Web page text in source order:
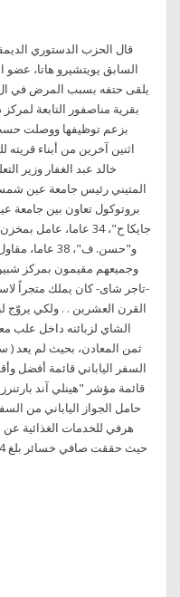
قال الحزب الدستوري
بقرية مناصفور التابعة
بزعم توظيفها ووصلت حسب
اثنين آخرين من أبناء
خالد عبد الغفار وزير
المتيني رئيس جامعة عين
بروتوكول تعاون بين جامعة
وجميعهم مقيمون بمركز
-تاجر شاى- كان يملك متجراً
القرن العشرين . . ولكي يروّج
ثمن المعادن، بحيث لم يعد (
قائمة مؤشر "هينلي آند